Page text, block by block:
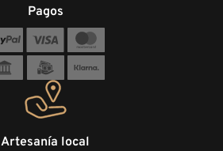
Artesanía local
Pagos